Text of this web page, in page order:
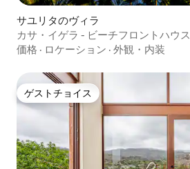
サユリタのヴィラ
カサ・イゲラ - ビーチフロントハウス
価格 · ロケーション · 外観・内装
ゲストチョイス
ゲストチョイス